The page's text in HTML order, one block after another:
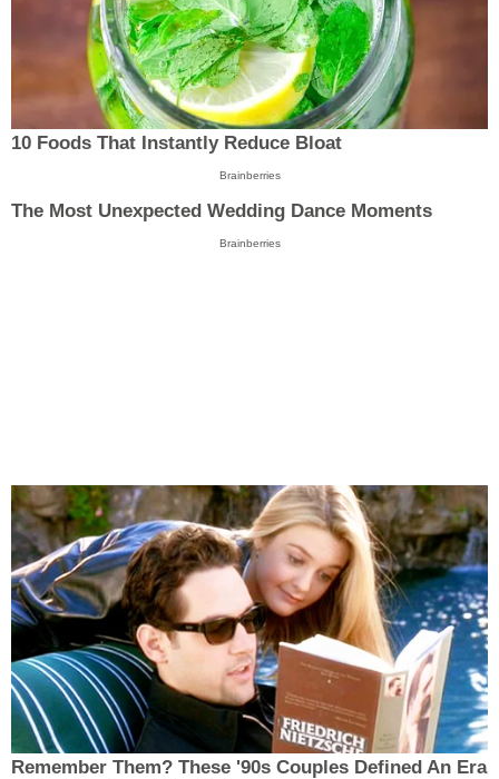
10 Foods That Instantly Reduce Bloat
Brainberries
The Most Unexpected Wedding Dance Moments
Brainberries
Remember Them? These '90s Couples Defined An Era